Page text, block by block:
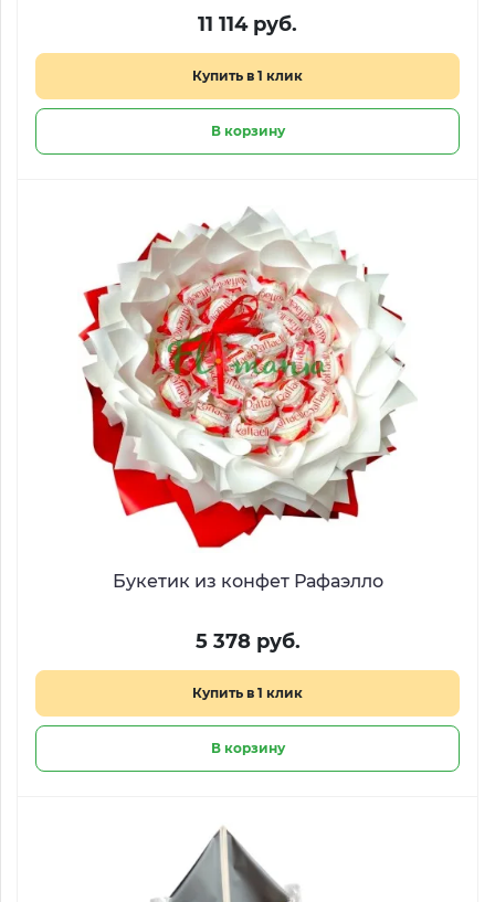
11 114 руб.
Купить в 1 клик
В корзину
Букетик из конфет Рафаэлло
5 378 руб.
Купить в 1 клик
В корзину